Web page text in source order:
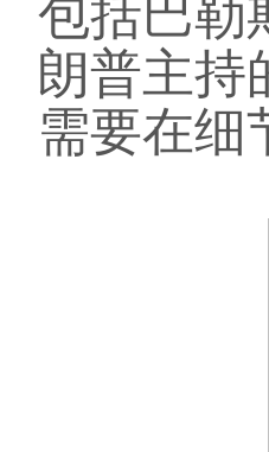
包括巴勒
朗普主持
需要在细